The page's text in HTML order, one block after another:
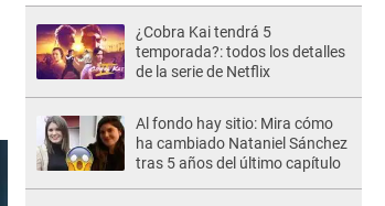
¿Cobra Kai tendrá 5
temporada?: todos los detalles
de la serie de Netflix
Al fondo hay sitio: Mira cómo
ha cambiado Nataniel Sánchez
tras 5 años del último capítulo